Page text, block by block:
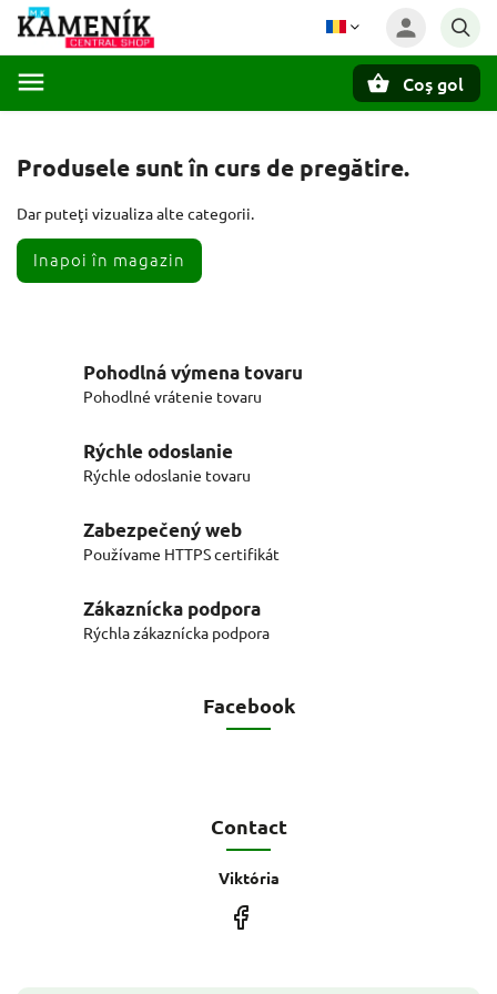
Coş gol
Produsele sunt în curs de pregătire.
Dar puteţi vizualiza alte categorii.
Inapoi în magazin
Pohodlná výmena tovaru
Pohodlné vrátenie tovaru
Rýchle odoslanie
Rýchle odoslanie tovaru
Zabezpečený web
Používame HTTPS certifikát
Zákaznícka podpora
Rýchla zákaznícka podpora
Facebook
Contact
Viktória